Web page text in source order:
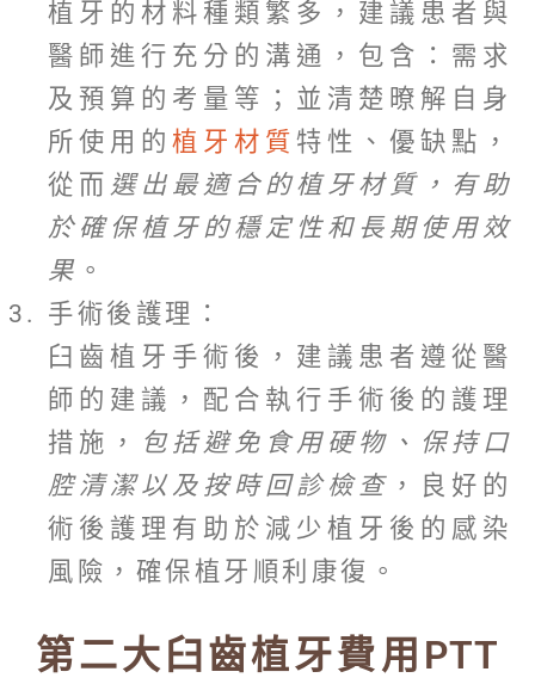
植牙的材料種類繁多，建議患者與
醫師進行充分的溝通，包含：需求
及預算的考量等；並清楚暸解自身
所使用的 植牙材質 特性、優缺點，
從而 選出最適合的植牙材質，有助
於確保植牙的穩定性和長期使用效
果 。
手術後護理：
臼齒植牙手術後，建議患者遵從醫
師的建議，配合執行手術後的護理
措施，
包括避免食用硬物、保持口
腔清潔以及按時回診檢查 ，良好的
術後護理有助於減少植牙後的感染
風險，確保植牙順利康復。
第二大臼齒植牙費用PTT